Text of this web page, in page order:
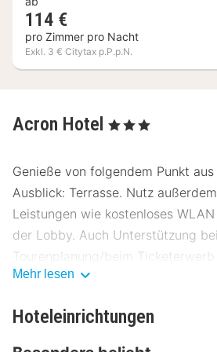
114 €
pro Zimmer pro Nacht
Exkl. 3 € Citytax p.P.p.N.
Acron Hotel , 3 Sterne
Genieße von folgendem Punkt
Ausblick: Terrasse. Nutz
Leistungen wie kostenloses
der Lobby. Auch Unterstützung
Tourenplanung/beim
Grillmöglichkeiten werden
Acron Hotel serviert seinen
im Restaurant. Lass deinen Tag
Mehr lesen
Hoteleinrichtungen